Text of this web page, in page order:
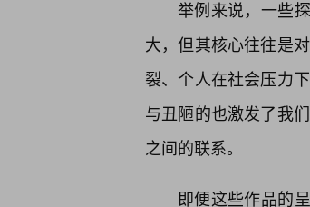
举例来说，一些
大，但其核心往往是
裂、个人在社会压力
与丑陋的也激发了我
之间的联系。
即便这些作品的